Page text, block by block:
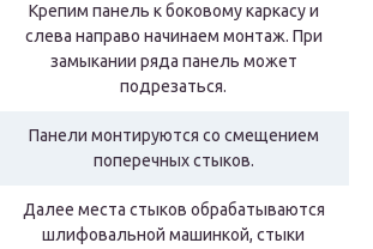
Крепим панель к боковому каркасу и
слева направо начинаем монтаж. При
замыкании ряда панель может
подрезаться.
Панели монтируются со смещением
поперечных стыков.
Далее места стыков обрабатываются
шлифовальной машинкой, стыки